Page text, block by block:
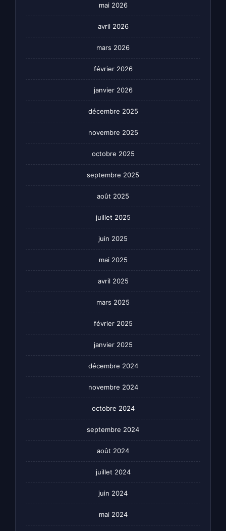
mai 2026
avril 2026
mars 2026
février 2026
janvier 2026
décembre 2025
novembre 2025
octobre 2025
septembre 2025
août 2025
juillet 2025
juin 2025
mai 2025
avril 2025
mars 2025
février 2025
janvier 2025
décembre 2024
novembre 2024
octobre 2024
septembre 2024
août 2024
juillet 2024
juin 2024
mai 2024